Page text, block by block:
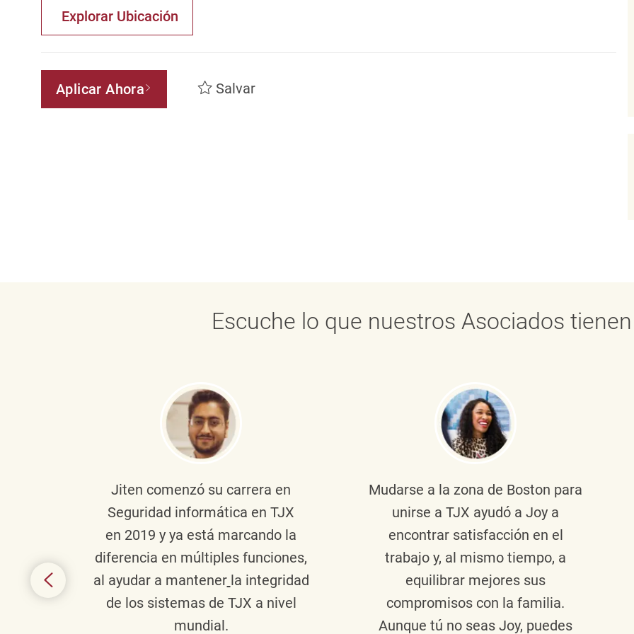
Explorar Ubicación
Aplicar Ahora Salvar
Escuche lo que nuestros Asociados
Jiten comenzó su carrera en
Seguridad informática en TJX
en 2019 y ya está marcando la
diferencia en múltiples funciones,
al ayudar a mantener la integridad
de los sistemas de TJX a nivel
mundial.
Mudarse a la zona de Boston para
unirse a TJX ayudó a Joy a
encontrar satisfacción en el
trabajo y, al mismo tiempo, a
equilibrar mejores sus
compromisos con la familia.
Aunque tú no seas Joy, puedes